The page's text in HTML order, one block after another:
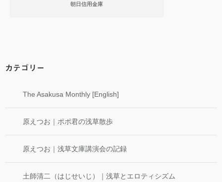
朝日信用金庫
カテゴリー
The Asakusa Monthly [English]
原えつお｜ポポ君の浅草散歩
原えつお｜浅草文庫講演会の記録
土師清二（はじせいじ）｜浅草とエロティシズム